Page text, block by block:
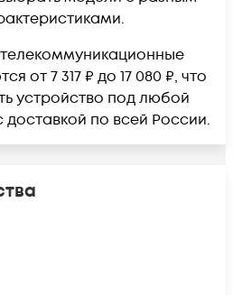
от 7 317 ₽ до 17 080 ₽, что
устройство под любой
доставкой по всей России.